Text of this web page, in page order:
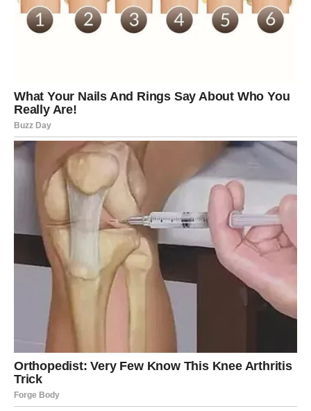
Za to vrijeme na tacnu je postavljen fleksibilni prsten dimenzija
25 × 29 cm. Ako takvog prstena nema, tortu možete staviti u
običan kalup. Kekse lagano natopite mlijekom i rasporedite po
Eurokrem (Nutella ili drugu kremu od tamnih lješnjaka) otopite
na pari ili u mikrovalnoj pećnici dok ne postane tekućina.
Premažite ga preko kolačića i poravnajte ga. Na vrh premažite
još jedan biskvit i lagano ga umočite u mlijeko.
Pripremljenu podlogu stavite u frižider da se ohladi dok